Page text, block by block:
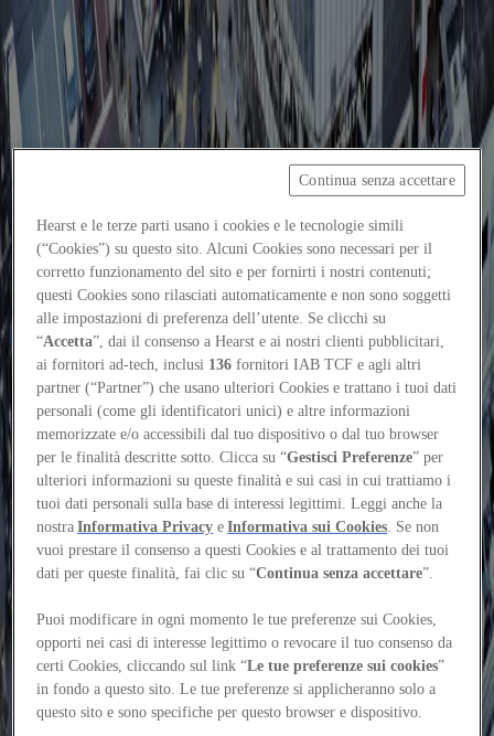
Focus on
Now
Log in
Home
Tags
#sportscapes
#sportscapes
People
Parlamenti e Pantanella: football off the mapKamil Dalkir, Chiara
Tomassi
Winners of the Prix du Livre Autoédité from Fondation Henri
Cartier-Bresson, the photographers trace maps, borders and
territorial identities through CONIFA
Projects
3 Xemeneies: sport as shared urban practiceFélix Zerdán
In Barcelona, Leku Studio uses sport markings and minimal
furniture to turn an urban void into a flexible space for events,
skaters and residents
Projects
Arena Milano in Santa Giulia: an amphitheatre for the present
Hearst e le terze parti usano i cookies e le tecnologie simili
(“Cookies”) su questo sito. Alcuni Cookies sono necessari per il
corretto funzionamento del sito e per fornirti i nostri contenuti;
questi Cookies sono rilasciati automaticamente e non sono soggetti
alle impostazioni di preferenza dell’utente. Se clicchi su
“Accetta”, dai il consenso a Hearst e ai nostri clienti pubblicitari,
ai fornitori ad-tech, inclusi 136 fornitori IAB TCF e agli altri
partner (“Partner”) che usano ulteriori Cookies e trattano i tuoi dati
personali (come gli identificatori unici) e altre informazioni
memorizzate e/o accessibili dal tuo dispositivo o dal tuo browser
per le finalità descritte sotto. Clicca su “Gestisci Preferenze” per
ulteriori informazioni su queste finalità e sui casi in cui trattiamo i
tuoi dati personali sulla base di interessi legittimi. Leggi anche la
nostraInformativa Privacy eInformativa sui Cookies. Se non
vuoi prestare il consenso a questi Cookies e al trattamento dei tuoi
dati per queste finalità, fai clic su “Continua senza accettare”.
Puoi modificare in ogni momento le tue preferenze sui Cookies,
opporti nei casi di interesse legittimo o revocare il tuo consenso da
certi Cookies, cliccando sul link “Le tue preferenze sui cookies”
in fondo a questo sito. Le tue preferenze si applicheranno solo a
questo sito e sono specifiche per questo browser e dispositivo.
Continua senza accettare